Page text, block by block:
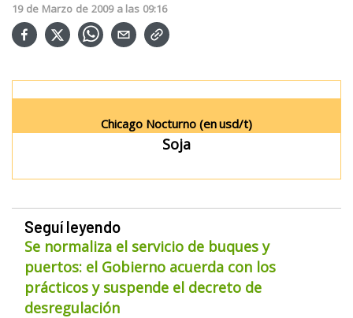
19 de Marzo de 2009 a las 09:16
Chicago Nocturno (enusd/t)
Soja
Seguí leyendo
Se normaliza el servicio de buques y
puertos: el Gobierno acuerda con los
prácticos y suspende el decreto de
desregulación